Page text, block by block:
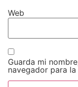
Web
Guarda mi
navegador para